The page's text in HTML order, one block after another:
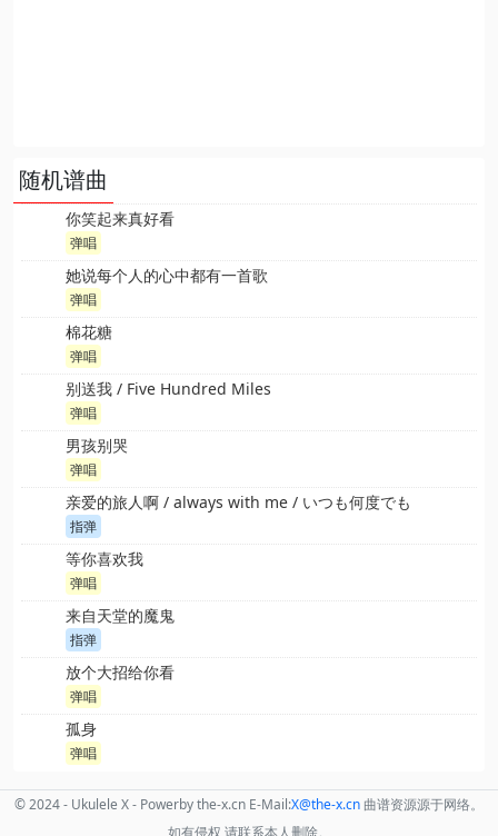
随机谱曲
你笑起来真好看
弹唱
她说每个人的心中都有一首歌
弹唱
棉花糖
弹唱
别送我 / Five Hundred Miles
弹唱
男孩别哭
弹唱
亲爱的旅人啊 / always with me / いつも何度でも
指弹
等你喜欢我
弹唱
来自天堂的魔鬼
指弹
放个大招给你看
弹唱
孤身
弹唱
© 2024 - Ukulele X - Powerby the-x.cn E-Mail:X@the-x.cn 曲谱资源源于网络。